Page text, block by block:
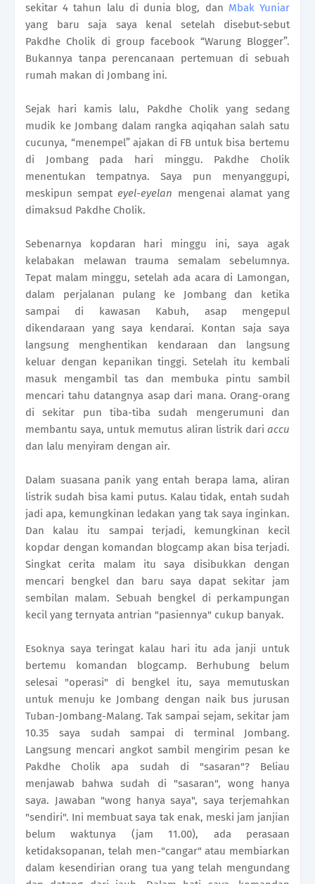
sekitar 4 tahun lalu di dunia blog, dan Mbak Yuniar
yang baru saja saya kenal setelah disebut-sebut
Pakdhe Cholik di group facebook “Warung Blogger”.
Bukannya tanpa perencanaan pertemuan di sebuah
rumah makan di Jombang ini.
Sejak hari kamis lalu, Pakdhe Cholik yang sedang
mudik ke Jombang dalam rangka aqiqahan salah satu
cucunya, “menempel” ajakan di FB untuk bisa bertemu
di Jombang pada hari minggu. Pakdhe Cholik
menentukan tempatnya. Saya pun menyanggupi,
meskipun sempateyel-eyelan mengenai alamat yang
dimaksud Pakdhe Cholik.
Sebenarnya kopdaran hari minggu ini, saya agak
kelabakan melawan trauma semalam sebelumnya.
Tepat malam minggu, setelah ada acara di Lamongan,
dalam perjalanan pulang ke Jombang dan ketika
sampai di kawasan Kabuh, asap mengepul
dikendaraan yang saya kendarai. Kontan saja saya
langsung menghentikan kendaraan dan langsung
keluar dengan kepanikan tinggi. Setelah itu kembali
masuk mengambil tas dan membuka pintu sambil
mencari tahu datangnya asap dari mana. Orang-orang
di sekitar pun tiba-tiba sudah mengerumuni dan
membantu saya, untuk memutus aliran listrik dari accu
dan lalu menyiram dengan air.
Dalam suasana panik yang entah berapa lama, aliran
listrik sudah bisa kami putus. Kalau tidak, entah sudah
jadi apa, kemungkinan ledakan yang tak saya inginkan.
Dan kalau itu sampai terjadi, kemungkinan kecil
kopdar dengan komandan blogcamp akan bisa terjadi.
Singkat cerita malam itu saya disibukkan dengan
mencari bengkel dan baru saya dapat sekitar jam
sembilan malam. Sebuah bengkel di perkampungan
kecil yang ternyata antrian "pasiennya" cukup banyak.
Esoknya saya teringat kalau hari itu ada janji untuk
bertemu komandan blogcamp. Berhubung belum
selesai "operasi" di bengkel itu, saya memutuskan
untuk menuju ke Jombang dengan naik bus jurusan
Tuban-Jombang-Malang. Tak sampai sejam, sekitar jam
10.35 saya sudah sampai di terminal Jombang.
Langsung mencari angkot sambil mengirim pesan ke
Pakdhe Cholik apa sudah di "sasaran"? Beliau
menjawab bahwa sudah di "sasaran", wong hanya
saya. Jawaban "wong hanya saya", saya terjemahkan
"sendiri". Ini membuat saya tak enak, meski jam janjian
belum waktunya (jam 11.00), ada perasaan
ketidaksopanan, telah men-"cangar" atau membiarkan
dalam kesendirian orang tua yang telah mengundang